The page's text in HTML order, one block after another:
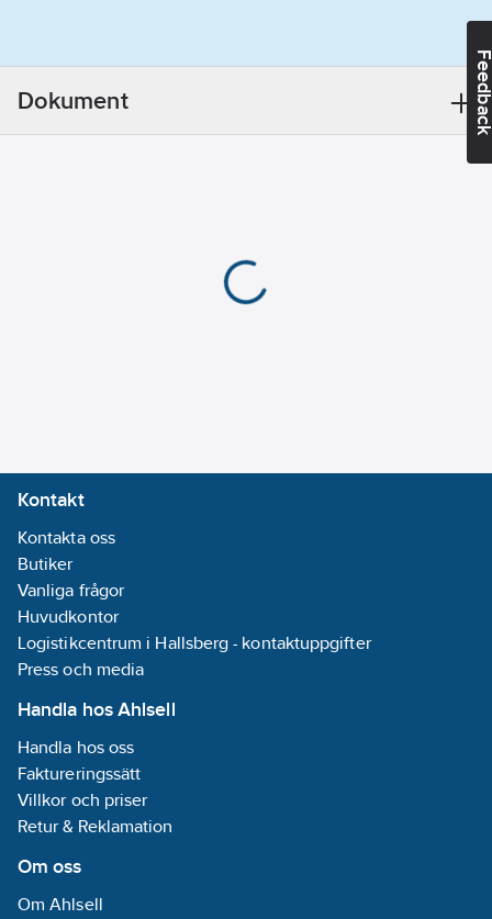
REACH
Dokument
Kontakt
Kontakta oss
Butiker
Vanliga frågor
Huvudkontor
Logistikcentrum i Hallsberg - kontaktuppgifter
Press och media
Handla hos Ahlsell
Handla hos oss
Faktureringssätt
Villkor och priser
Retur & Reklamation
Om oss
Om Ahlsell